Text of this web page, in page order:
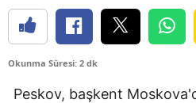
Okunma Süresi: 2 dk
Peskov, başkent